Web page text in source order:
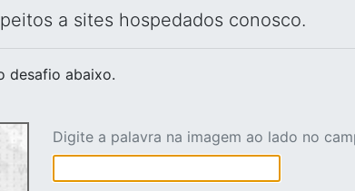
a sites hospedados conosco.
desafio abaixo.
Digite a palavra na imagem ao lado no